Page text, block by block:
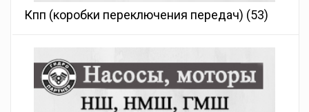
Кпп (коробки переключения передач) (53)